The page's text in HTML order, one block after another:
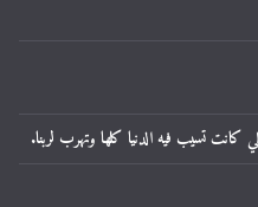
كانت تسيب فيه الدنيا كلها وتهرب لربنا.